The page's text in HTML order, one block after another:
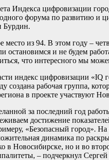
Индекса цифровизации
форума по развитию и
Бурдин.
из 94. В этом году –
остановимся и не будем
что интересного мы
индекс цифровизации «IQ
создана рабочая группа,
в проекте участвуют
за последний год
достижение
«Безопасный город».
динамика по
в Новосибирске, но и во
– подчеркнул